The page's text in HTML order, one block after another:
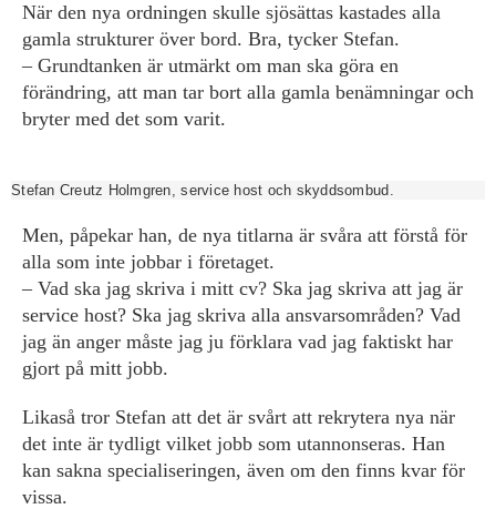
När den nya ordningen skulle sjösättas kastades alla
gamla strukturer över bord. Bra, tycker Stefan.
– Grundtanken är utmärkt om man ska göra en
förändring, att man tar bort alla gamla benämningar och
bryter med det som varit.
Stefan Creutz Holmgren, service host och skyddsombud.
Men, påpekar han, de nya titlarna är svåra att förstå för
alla som inte jobbar i företaget.
– Vad ska jag skriva i mitt cv? Ska jag skriva att jag är
service host? Ska jag skriva alla ansvarsområden? Vad
jag än anger måste jag ju förklara vad jag faktiskt har
gjort på mitt jobb.
Likaså tror Stefan att det är svårt att rekrytera nya när
det inte är tydligt vilket jobb som utannonseras. Han
kan sakna specialiseringen, även om den finns kvar för
vissa.